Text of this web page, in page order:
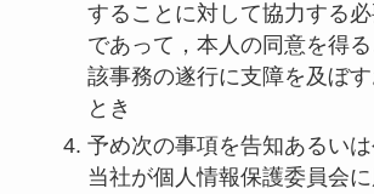
することに対して協力する
であって，本人の同意を得
該事務の遂行に支障を及ぼ
とき
予め次の事項を告知あるい
当社が個人情報保護委員会